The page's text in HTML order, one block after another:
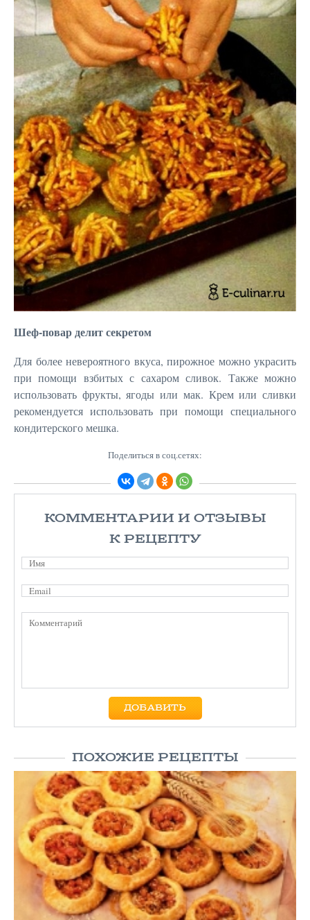
Шеф-повар делит секретом
Для более невероятного вкуса, пирожное можно украсить
при помощи взбитых с сахаром сливок. Также можно
использовать фрукты, ягоды или мак. Крем или сливки
рекомендуется использовать при помощи специального
кондитерского мешка.
Поделиться в соц.сетях:
КОММЕНТАРИИ И ОТЗЫВЫ
К РЕЦЕПТУ
ПОХОЖИЕ РЕЦЕПТЫ